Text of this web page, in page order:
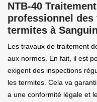
NTB-40
professionnel
termites à
Les travaux de traitement
aux normes. En fait, il est
exigent des inspections
les termites. Cela va
a une conformité légale et